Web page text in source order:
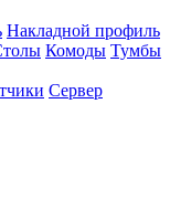
Накладной профиль
Комоды Тумбы
Сервер